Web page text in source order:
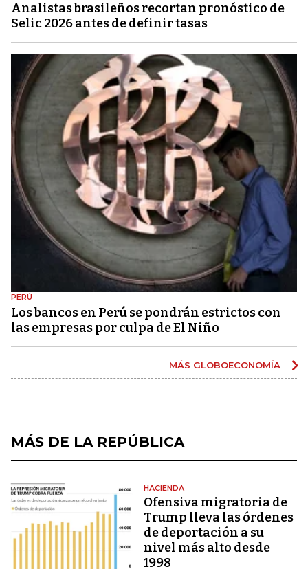
Analistas brasileños recortan pronóstico de
Selic 2026 antes de definir tasas
PERÚ
Los bancos en Perú se pondrán estrictos con
las empresas por culpa de El Niño
MÁS GLOBOECONOMÍA
MÁS DE LA REPÚBLICA
HACIENDA
Ofensiva migratoria de
Trump lleva las órdenes
de deportación a su
nivel más alto desde
1998